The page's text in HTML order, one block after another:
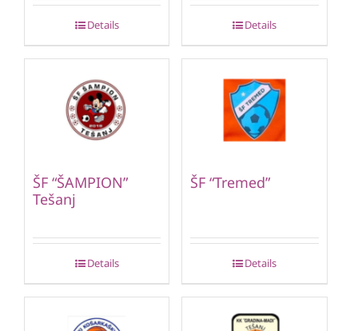
Details Details
ŠF “ŠAMPION”
Tešanj
Details
ŠF “Tremed”
Details